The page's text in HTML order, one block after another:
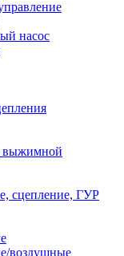
насос
выжимной
сцепление, ГУР
воздушные